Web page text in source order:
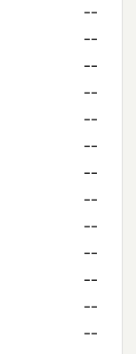
--
--
--
--
--
--
--
--
--
--
--
--
--